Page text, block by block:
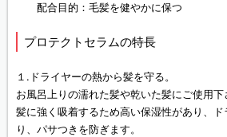
配合目的：毛髪を健やかに保つ
プロテクトセラムの特長
１.ドライヤーの熱から髪を守る。
お風呂上りの濡れた髪や乾いた髪にご使用下
髪に強く吸着するため高い保湿性があり、
り、パサつきを防ぎます。